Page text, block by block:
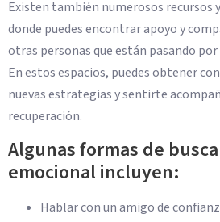
Existen también numerosos recursos
donde puedes encontrar apoyo y
otras personas que están pasando
En estos espacios, puedes obtener
nuevas estrategias y sentirte
recuperación.
Algunas formas de
emocional incluyen:
Hablar con un amigo de